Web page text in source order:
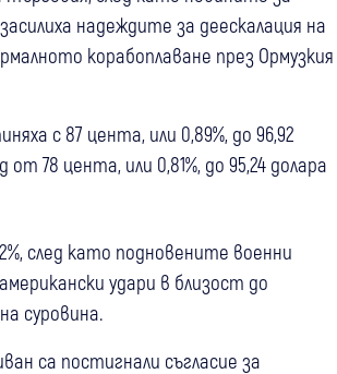
надеждите за деескалация на
корабоплаване през Ормузкия
с 87 цента, или 0,89%, до 96,92
78 цента, или 0,81%, до 95,24 долара
след като подновените военни
удари в близост до
суровина.
са постигнали съгласие за